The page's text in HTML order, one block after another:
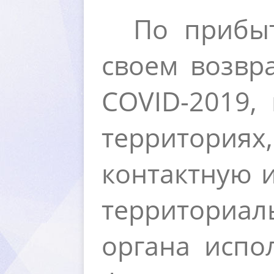
По
своем
COVID-2019,
контактную
органа